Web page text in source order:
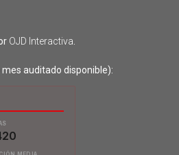
OJD Interactiva
mes auditado disponible):